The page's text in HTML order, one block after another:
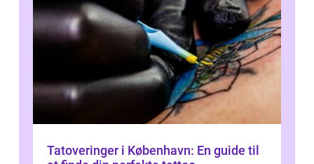
Tatoveringer i København: En guide til